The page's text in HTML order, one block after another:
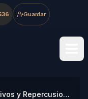
Guardar
Motivos y Repercusiones de las Protestas Migratorias en EE. UU. en 2026